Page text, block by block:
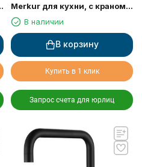
Merkur для кухни, с краном
для питьевой воды, черный
мрамор
В наличии
В корзину
Купить в 1 клик
Запрос счета для юрлиц